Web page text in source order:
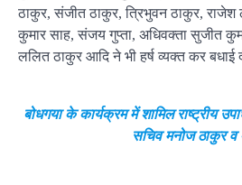
ठाकुर, संजीत ठाकुर, त्रिभुवन ठाकुर, राजेश
कुमार साह, संजय गुप्ता, अधिवक्ता सुजीत
ललित ठाकुर आदि ने भी हर्ष व्यक्त कर बधाई
बोधगया के कार्यक्रम में शामिल राष्ट्रीय
सचिव मनोज ठाकुर